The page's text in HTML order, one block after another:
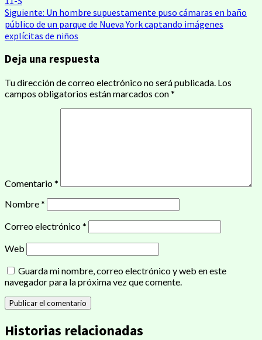
entradas
Siguiente: Un hombre supuestamente puso cámaras en baño
público de un parque de Nueva York captando imágenes
explícitas de niños
Deja una respuesta
Tu dirección de correo electrónico no será publicada. Los
campos obligatorios están marcados con*
Comentario*
Nombre*
Correo electrónico*
Web
Guarda mi nombre, correo electrónico y web en este
navegador para la próxima vez que comente.
Historias relacionadas